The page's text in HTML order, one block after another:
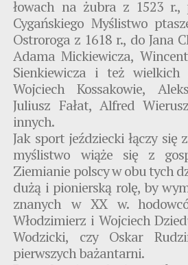
łowach na żubra z 1523 r.,
Cygańskiego Myślistwo
Ostroroga z 1618 r., do Jana
Adama Mickiewicza,
Sienkiewicza i też wielkich
Wojciech Kossakowie,
Juliusz Fałat, Alfred
innych.
Jak sport jeździecki łączy się
myślistwo wiąże się z
Ziemianie polscy w obu tych
dużą i pionierską rolę, by
znanych w XX w.
Włodzimierz i Wojciech
Wodzicki, czy Oskar
pierwszych bażantarni.